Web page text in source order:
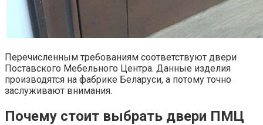
Перечисленным требованиям соответствуют двери
Поставского Мебельного Центра. Данные изделия
производятся на фабрике Беларуси, а потому точно
заслуживают внимания.
Почему стоит выбрать двери ПМЦ